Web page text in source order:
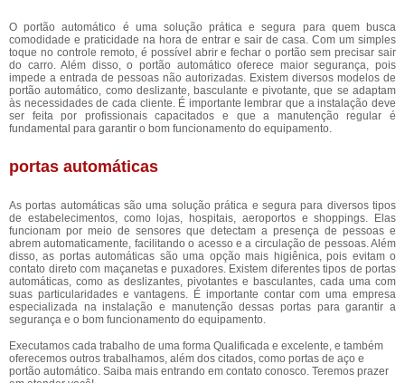
O portão automático é uma solução prática e segura para quem busca
comodidade e praticidade na hora de entrar e sair de casa. Com um simples
toque no controle remoto, é possível abrir e fechar o portão sem precisar sair
do carro. Além disso, o portão automático oferece maior segurança, pois
impede a entrada de pessoas não autorizadas. Existem diversos modelos de
portão automático, como deslizante, basculante e pivotante, que se adaptam
às necessidades de cada cliente. É importante lembrar que a instalação deve
ser feita por profissionais capacitados e que a manutenção regular é
fundamental para garantir o bom funcionamento do equipamento.
portas automáticas
As portas automáticas são uma solução prática e segura para diversos tipos
de estabelecimentos, como lojas, hospitais, aeroportos e shoppings. Elas
funcionam por meio de sensores que detectam a presença de pessoas e
abrem automaticamente, facilitando o acesso e a circulação de pessoas. Além
disso, as portas automáticas são uma opção mais higiênica, pois evitam o
contato direto com maçanetas e puxadores. Existem diferentes tipos de portas
automáticas, como as deslizantes, pivotantes e basculantes, cada uma com
suas particularidades e vantagens. É importante contar com uma empresa
especializada na instalação e manutenção dessas portas para garantir a
segurança e o bom funcionamento do equipamento.
Executamos cada trabalho de uma forma Qualificada e excelente, e também
oferecemos outros trabalhamos, além dos citados, como portas de aço e
portão automático. Saiba mais entrando em contato conosco. Teremos prazer